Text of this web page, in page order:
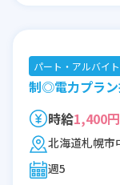
パート・アルバイト
制◎電力プラ
時給1,400
北海道札幌市
週5